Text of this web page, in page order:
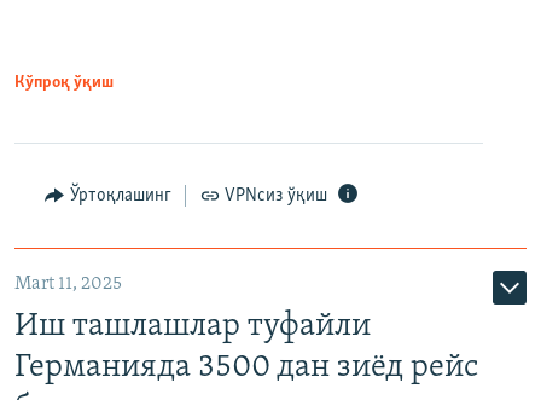
Кўпроқ ўқиш
Ўртоқлашинг VPNсиз ўқиш
Mart 11, 2025
Иш ташлашлар туфайли
Германияда 3500 дан зиёд рейс